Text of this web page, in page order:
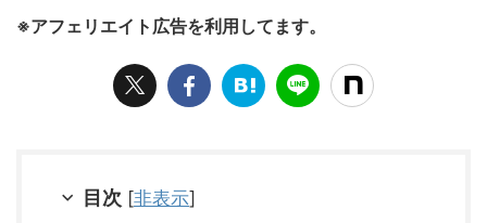
※アフェリエイト広告を利用してます。
目次 [非表示]